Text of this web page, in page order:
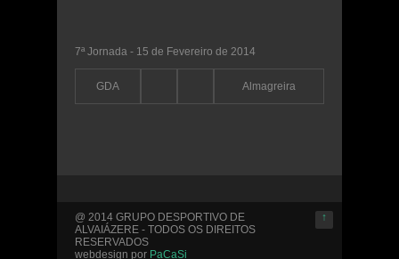
7ª Jornada - 15 de Fevereiro de 2014
GDA Almagreira
↑
@ 2014 GRUPO DESPORTIVO DE
ALVAIÁZERE - TODOS OS DIREITOS
RESERVADOS
webdesign por PaCaSi